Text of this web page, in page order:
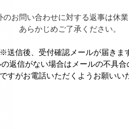
お問い合わせに対する返事は休業
あらかじめご了承ください。
※送信後、受付確認メールが届きま
返信がない場合はメールの不具合
すがお電話いただくようお願いい